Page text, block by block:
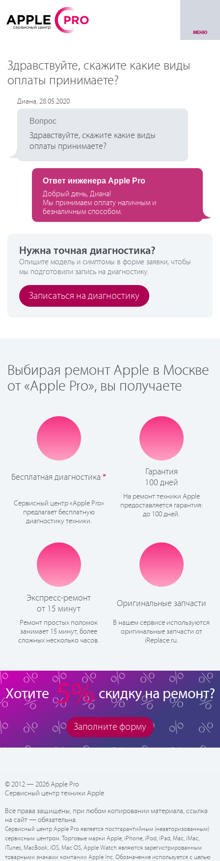
МЕНЮ
Здравствуйте, скажите какие виды
оплаты принимаете?
Диана, 28.05.2020
Вопрос
Здравствуйте, скажите какие виды
оплаты принимаете?
Ответ инженера Apple Pro
Добрый день, Диана!
Мы принимаем оплату наличным и
безналичным способом.
Нужна точная диагностика?
Опишите модель и симптомы в форме заявки, чтобы
мы подготовили запись на диагностику.
Записаться на диагностику
Выбирая ремонт Apple в Москве
от «Apple Pro», вы получаете
Бесплатная диагностика *
Сервисный центр «Apple Pro»
предлагает бесплатную
диагностику техники.
Гарантия
100 дней
На ремонт техники Apple
предоставляется гарантия:
до 100 дней.
Экспресс-ремонт
от 15 минут
Ремонт простых поломок
занимает 15 минут, более
сложных несколько часов.
Оригинальные запчасти
В нашем сервисе используются
оригинальные запчасти от
iReplace.ru.
Хотите 5% скидку на ремонт?
Заполните форму
© 2012 — 2026 Apple Pro
Сервисный центр техники Apple
Все права защищены, при любом копировании материала, ссылка
на сайт — обязательна.
Сервисный центр Apple Pro является постгарантийным (неавторизованным)
сервисным центром. Торговые марки Apple, iPhone, iPod, iPad, Mac, iMac,
iTunes, MacBook, iOS, Mac OS, Apple Watch являются зарегистрированным
товарными знаками компании Apple Inc. Обозначение используется с целью